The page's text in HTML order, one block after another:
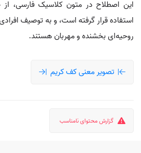
این اصطلاح در متون کلاسیک فارسی، از
استفاده قرار گرفته است، و به توصیف
روحیه‌ای بخشنده و مهربان هستند.
تصویر معنی کف کریم
گزارش محتوای نامناسب